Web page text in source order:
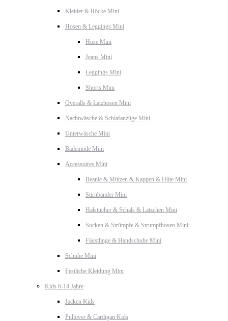
Kleider & Röcke Mini
Hosen & Leggings Mini
Hose Mini
Jeans Mini
Leggings Mini
Shorts Mini
Overalls & Latzhosen Mini
Nachtwäsche & Schlafanzüge Mini
Unterwäsche Mini
Bademode Mini
Accessoires Mini
Beanie & Mützen & Kappen & Hüte Mini
Stirnbänder Mini
Halstücher & Schals & Lätzchen Mini
Socken & Strümpfe & Strumpfhosen Mini
Fäustlinge & Handschuhe Mini
Schuhe Mini
Festliche Kleidung Mini
Kids 6-14 Jahre
Jacken Kids
Pullover & Cardigan Kids